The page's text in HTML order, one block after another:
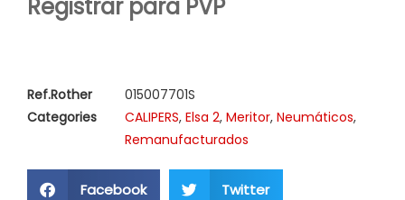
Registrar para PVP
Ref.Rother
015007701S
Categories
CALIPERS, Elsa 2, Meritor, Neumáticos,
Remanufacturados
Facebook Twitter